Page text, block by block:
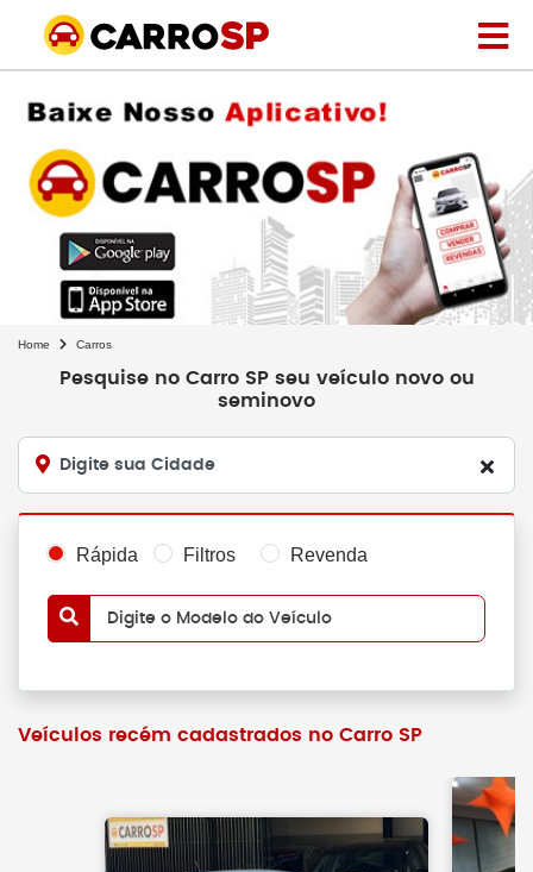
Home Carros
Pesquise no Carro SP seu veículo novo ou
seminovo
Digite sua Cidade
Rápida Filtros Revenda
Digite o Modelo do Veículo
Veículos recém cadastrados no Carro SP